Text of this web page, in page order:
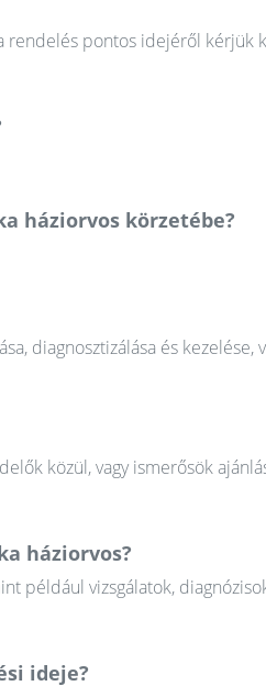
pontos idejéről kérjük
háziorvos körzetébe?
diagnosztizálása és kezelése,
közül, vagy ismerősök
háziorvos?
például vizsgálatok,
ideje?